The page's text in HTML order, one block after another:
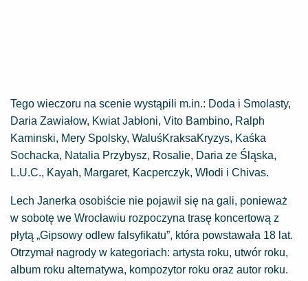
Tego wieczoru na scenie wystąpili m.in.: Doda i Smolasty,
Daria Zawiałow, Kwiat Jabłoni, Vito Bambino, Ralph
Kaminski, Mery Spolsky, WaluśKraksaKryzys, Kaśka
Sochacka, Natalia Przybysz, Rosalie, Daria ze Śląska,
L.U.C., Kayah, Margaret, Kacperczyk, Włodi i Chivas.
Lech Janerka osobiście nie pojawił się na gali, ponieważ
w sobotę we Wrocławiu rozpoczyna trasę koncertową z
płytą „Gipsowy odlew falsyfikatu”, która powstawała 18 lat.
Otrzymał nagrody w kategoriach: artysta roku, utwór roku,
album roku alternatywa, kompozytor roku oraz autor roku.